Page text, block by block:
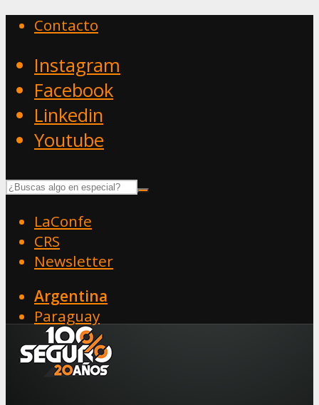
Contacto
Instagram
Facebook
Linkedin
Youtube
LaConfe
CRS
Newsletter
Argentina
Paraguay